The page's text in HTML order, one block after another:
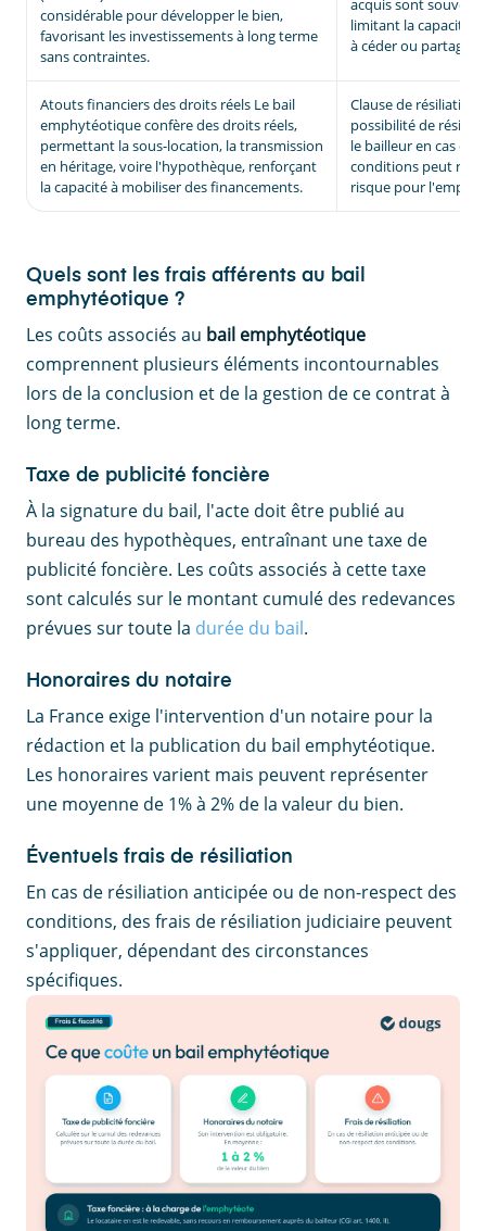
considérable pour développer le bien,
favorisant les investissements à long terme
sans contraintes.
acquis sont souvent
limitant la capacité
à céder ou partager
Atouts financiers des droits réels Le bail
emphytéotique confère des droits réels,
permettant la sous-location, la transmission
en héritage, voire l'hypothèque, renforçant
la capacité à mobiliser des financements.
Clause de résiliation
possibilité de
le bailleur en cas de
conditions peut
risque pour
Quels sont les frais afférents au bail
emphytéotique ?
Les coûts associés au bail emphytéotique
comprennent plusieurs éléments incontournables
lors de la conclusion et de la gestion de ce contrat à
long terme.
Taxe de publicité foncière
À la signature du bail, l'acte doit être publié au
bureau des hypothèques, entraînant une taxe de
publicité foncière. Les coûts associés à cette taxe
sont calculés sur le montant cumulé des redevances
prévues sur toute la durée du bail.
Honoraires du notaire
La France exige l'intervention d'un notaire pour la
rédaction et la publication du bail emphytéotique.
Les honoraires varient mais peuvent représenter
une moyenne de 1% à 2% de la valeur du bien.
Éventuels frais de résiliation
En cas de résiliation anticipée ou de non-respect des
conditions, des frais de résiliation judiciaire peuvent
s'appliquer, dépendant des circonstances
spécifiques.